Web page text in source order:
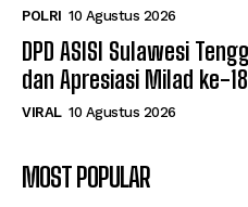
POLRI 10 Agustus 2026
DPD ASISI Sulawesi
dan Apresiasi Milad ke-
VIRAL 10 Agustus 2026
MOST POPULAR